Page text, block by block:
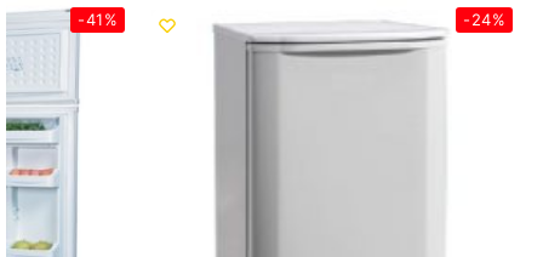
-24%
-41%